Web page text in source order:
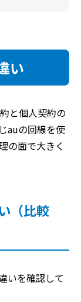
い
と個人契約の
auの回線を使
の面で大きく
（比較
いを確認して